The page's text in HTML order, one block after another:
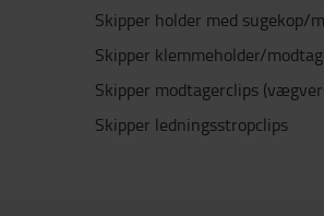
Skipper holder med sugekop/
Skipper klemmeholder/
Skipper modtagerclips
Skipper ledningsstropclips